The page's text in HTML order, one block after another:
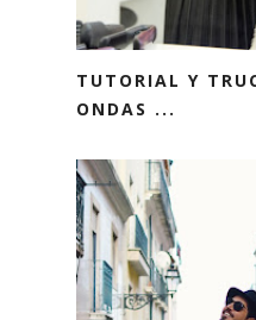
TUTORIAL Y
ONDAS ...